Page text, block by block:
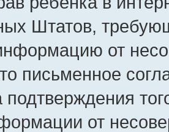
Штатов,
от
письменное
подтверждения
от